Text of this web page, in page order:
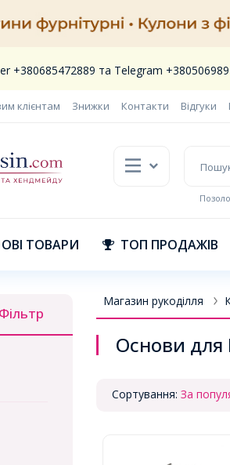
+380685472889 та Telegram
клієнтам Знижки Контакти Відгуки
ТОВАРИ ТОП ПРОДАЖІВ
Фільтр
Магазин рукоділля
Основи
Сортування: За